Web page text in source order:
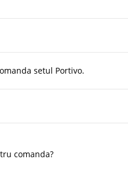
setul Portivo.
comanda?